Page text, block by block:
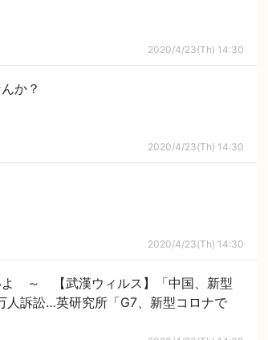
2020/4/23(Th) 14:30
か？
2020/4/23(Th) 14:30
2020/4/23(Th) 14:30
よ ～ 【武漢ウィルス】「中国、新型
人訴訟…英研究所「G7、新型コロナで